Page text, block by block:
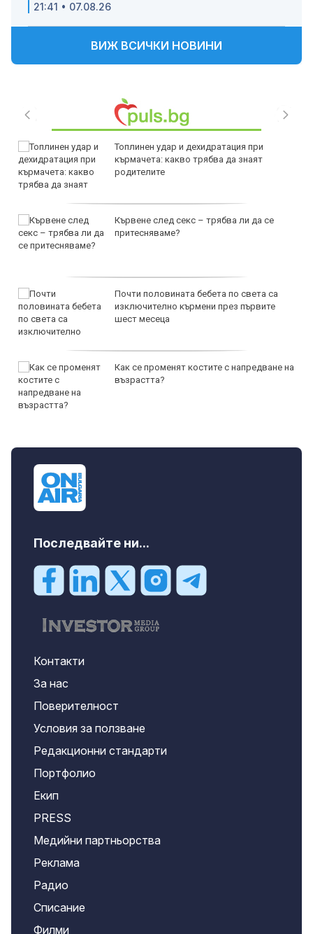
21:41 • 07.08.26
ВИЖ ВСИЧКИ НОВИНИ
Топлинен удар и дехидратация при
кърмачета: какво трябва да знаят
родителите
Кървене след секс – трябва ли да се
притесняваме?
Почти половината бебета по света са
изключително кърмени през първите
шест месеца
Как се променят костите с напредване на
възрастта?
Последвайте ни...
Контакти
За нас
Поверителност
Условия за ползване
Редакционни стандарти
Портфолио
Екип
PRESS
Медийни партньорства
Реклама
Радио
Списание
Филми